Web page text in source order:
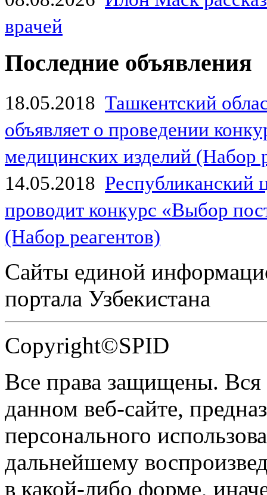
врачей
Последние объявления
18.05.2018 Ташкентский
объявляет о проведении
медицинских изделий (Набор
14.05.2018
проводит конкурс «Выбор
(Набор реагентов)
Сайты единой
портала Узбекистана
Copyright©SPID
Все права защищены.
данном веб-сайте,
персонального
дальнейшему
в какой-либо форме,